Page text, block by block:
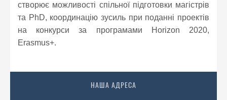
створює можливості спільної підготовки магістрів
та PhD, координацію зусиль при поданні проектів
на конкурси за програмами Horizon 2020,
Erasmus+.
НАША АДРЕСА